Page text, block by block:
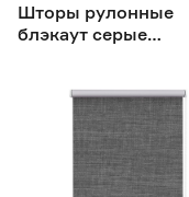
Шторы рулонные
блэкаут серые